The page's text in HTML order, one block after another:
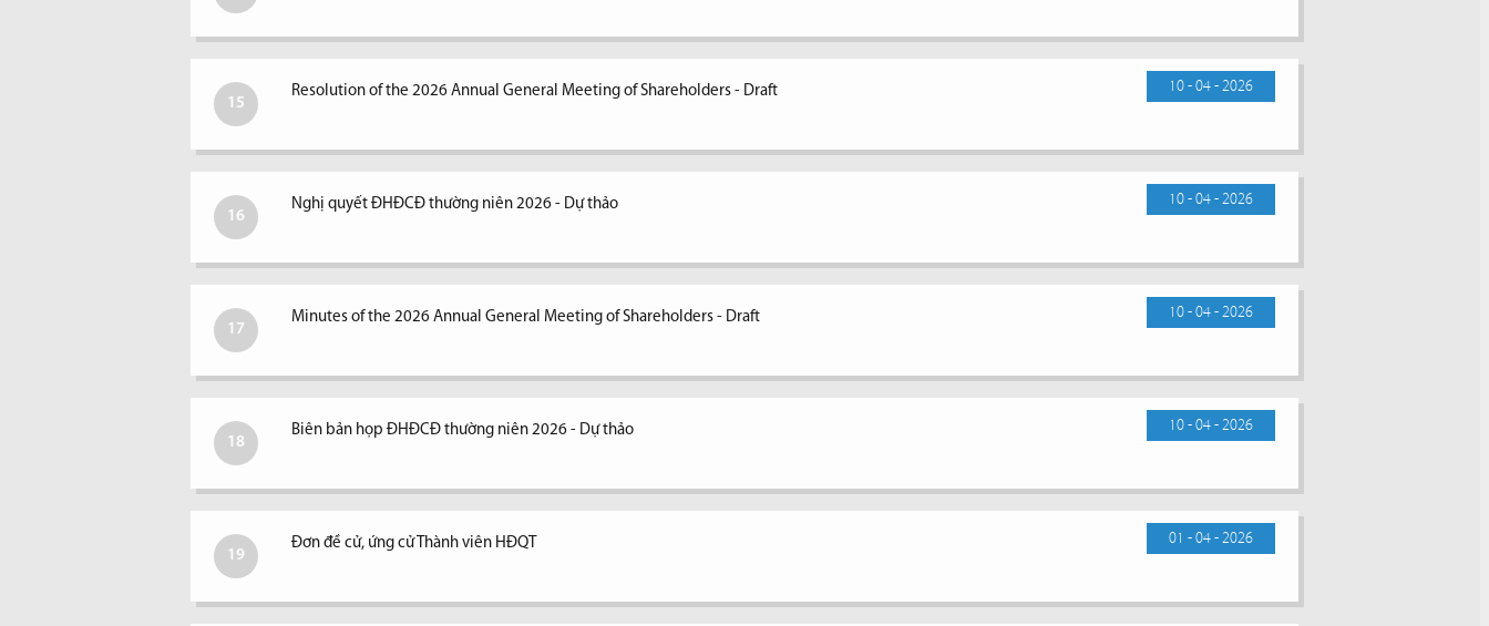
15
10 - 04 - 2026
Resolution of the 2026 Annual General Meeting of Shareholders - Draft
16
10 - 04 - 2026
Nghị quyết ĐHĐCĐ thường niên 2026 - Dự thảo
17
10 - 04 - 2026
Minutes of the 2026 Annual General Meeting of Shareholders - Draft
18
10 - 04 - 2026
Biên bản họp ĐHĐCĐ thường niên 2026 - Dự thảo
19
01 - 04 - 2026
Đơn đề cử, ứng cử Thành viên HĐQT